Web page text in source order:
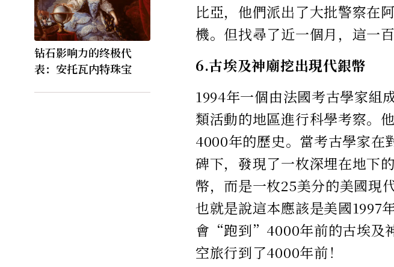
钻石影响力的终极代
表：安托瓦内特珠宝
比亞，他們派出了大批警察在
機。但找尋了近一個月，這一
6.古埃及神廟挖出現代銀幣
1994年一個由法國考古學家組
類活動的地區進行科學考察。
4000年的歷史。當考古學家在
碑下，發現了一枚深埋在地下
幣，而是一枚25美分的美國現
也就是說這本應該是美國1997
會“跑到”4000年前的古埃及
空旅行到了4000年前！